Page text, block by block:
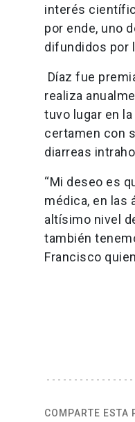
interés
por ende, uno
difundidos por
Díaz fue
realiza
tuvo lugar en
certamen con
diarreas
“Mi deseo es
médica, en las
altísimo nivel
también
Francisco
COMPARTE ESTA